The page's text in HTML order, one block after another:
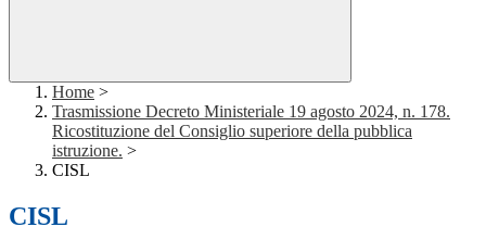
Home >
Trasmissione Decreto Ministeriale 19 agosto 2024, n. 178.
Ricostituzione del Consiglio superiore della pubblica
istruzione. >
CISL
CISL